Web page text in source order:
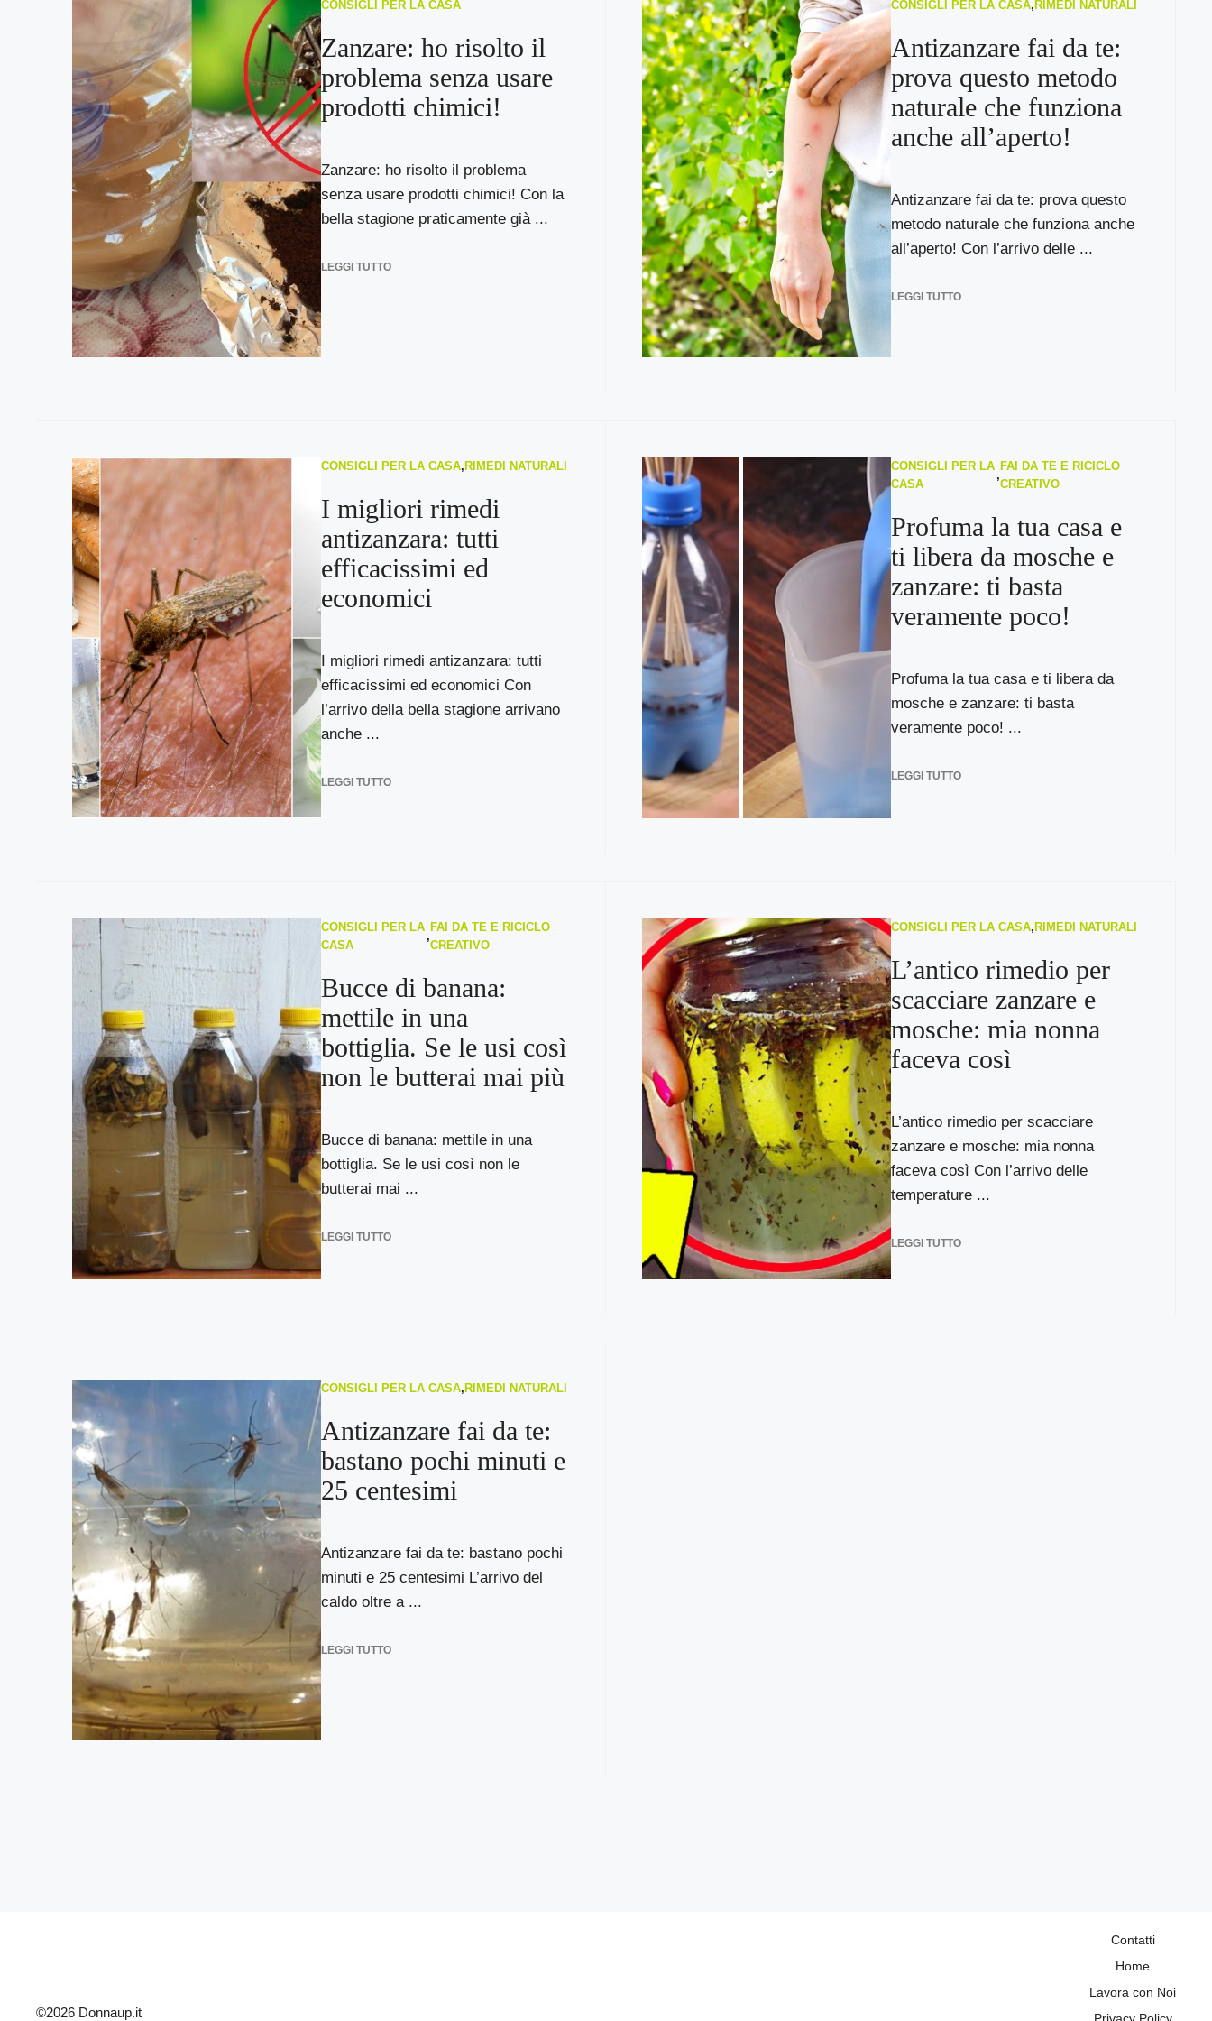
CONSIGLI PER LA CASA
Zanzare: ho risolto il
problema senza usare
prodotti chimici!
Zanzare: ho risolto il problema
senza usare prodotti chimici! Con la
bella stagione praticamente già ...
LEGGI TUTTO
CONSIGLI PER LA CASA, RIMEDI NATURALI
Antizanzare fai da te:
prova questo metodo
naturale che funziona
anche all’aperto!
Antizanzare fai da te: prova questo
metodo naturale che funziona anche
all’aperto! Con l’arrivo delle ...
LEGGI TUTTO
CONSIGLI PER LA CASA, RIMEDI NATURALI
I migliori rimedi
antizanzara: tutti
efficacissimi ed
economici
I migliori rimedi antizanzara: tutti
efficacissimi ed economici Con
l’arrivo della bella stagione arrivano
anche ...
LEGGI TUTTO
CONSIGLI PER LA
CASA
,
FAI DA TE E RICICLO
CREATIVO
Profuma la tua casa e
ti libera da mosche e
zanzare: ti basta
veramente poco!
Profuma la tua casa e ti libera da
mosche e zanzare: ti basta
veramente poco! ...
LEGGI TUTTO
CONSIGLI PER LA
CASA
,
FAI DA TE E RICICLO
CREATIVO
Bucce di banana:
mettile in una
bottiglia. Se le usi così
non le butterai mai più
Bucce di banana: mettile in una
bottiglia. Se le usi così non le
butterai mai ...
LEGGI TUTTO
CONSIGLI PER LA CASA, RIMEDI NATURALI
L’antico rimedio per
scacciare zanzare e
mosche: mia nonna
faceva così
L’antico rimedio per scacciare
zanzare e mosche: mia nonna
faceva così Con l’arrivo delle
temperature ...
LEGGI TUTTO
CONSIGLI PER LA CASA, RIMEDI NATURALI
Antizanzare fai da te:
bastano pochi minuti e
25 centesimi
Antizanzare fai da te: bastano pochi
minuti e 25 centesimi L’arrivo del
caldo oltre a ...
LEGGI TUTTO
Contatti
Home
Lavora con Noi
©2026 Donnaup.it